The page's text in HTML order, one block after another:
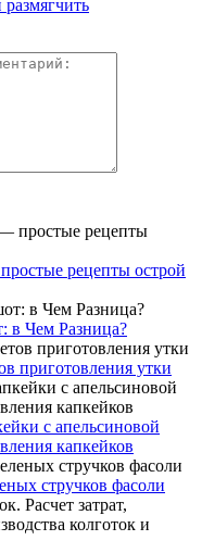
рецепты острой
в Чем Разница?
приготовления утки
с апельсиновой
капкейков
стручков фасоли